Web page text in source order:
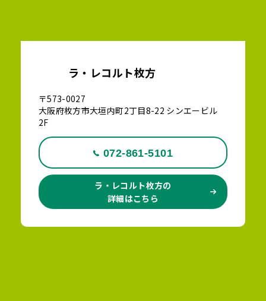
ラ・レコルト枚方
〒573-0027
大阪府枚方市大垣内町2丁目8-22 シンエービル
2F
072-861-5101
ラ・レコルト枚方の
詳細はこちら